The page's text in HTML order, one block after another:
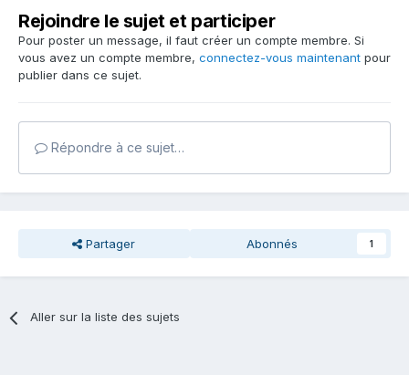
Rejoindre le sujet et participer
Pour poster un message, il faut créer un compte membre. Si
vous avez un compte membre, connectez-vous maintenant pour
publier dans ce sujet.
Répondre à ce sujet…
Partager Abonnés 1
Aller sur la liste des sujets